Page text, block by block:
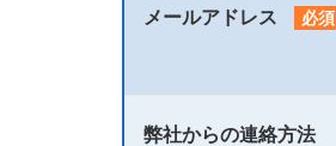
メールアドレス 必須
弊社からの連絡方法